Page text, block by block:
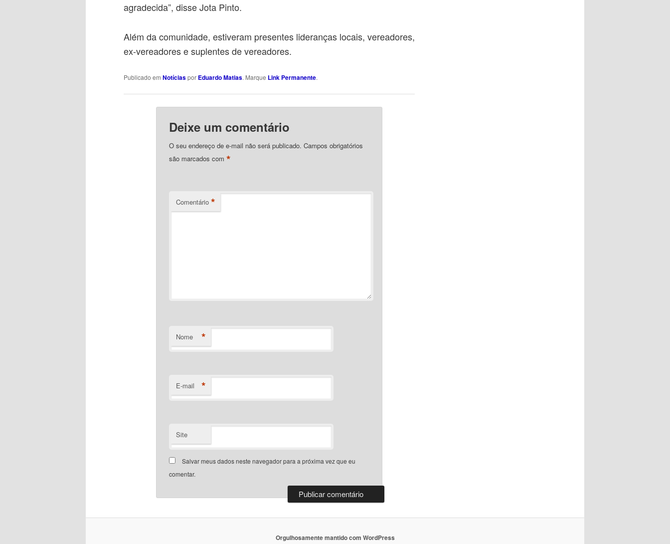
agradecida”, disse Jota Pinto.
Além da comunidade, estiveram presentes lideranças locais, vereadores,
ex-vereadores e suplentes de vereadores.
Publicado em Notíciaspor Eduardo Matias. Marque Link Permanente.
Deixe um comentário
O seu endereço de e-mail não será publicado. Campos obrigatórios
são marcados com *
Comentário *
Nome *
E-mail *
Site
Salvar meus dados neste navegador para a próxima vez que eu
comentar.
Orgulhosamente mantido com WordPress